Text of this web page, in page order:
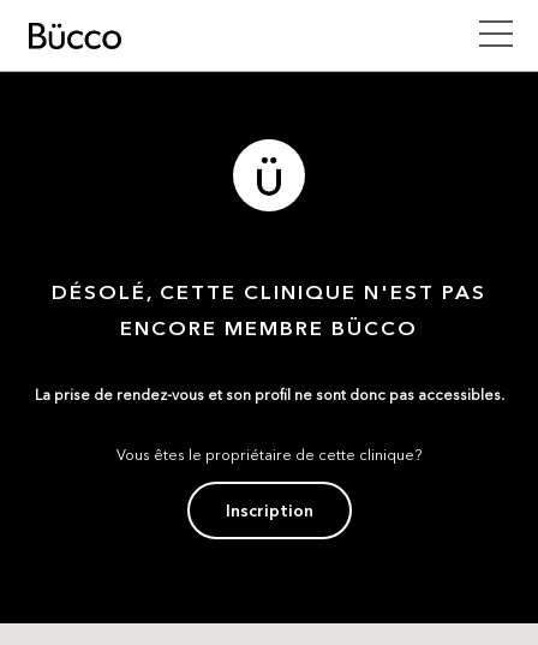
DÉSOLÉ, CETTE CLINIQUE N'EST PAS
ENCORE MEMBRE BÜCCO
La prise de rendez-vous et son profil ne sont donc pas accessibles.
Vous êtes le propriétaire de cette clinique?
Inscription